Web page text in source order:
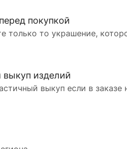
покупкой
только то украшение,
изделий
выкуп если в заказе